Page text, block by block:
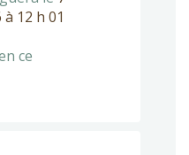
12 h 01
ce